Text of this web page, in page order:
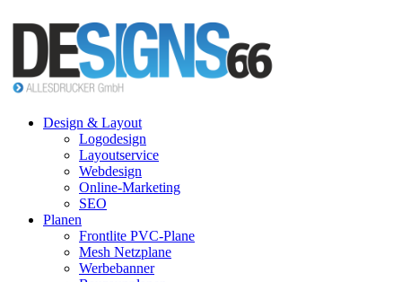
Design & Layout
Logodesign
Layoutservice
Webdesign
Online-Marketing
SEO
Planen
Frontlite PVC-Plane
Mesh Netzplane
Werbebanner